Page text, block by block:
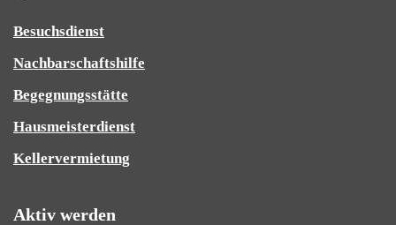
Besuchsdienst
Nachbarschaftshilfe
Begegnungsstätte
Hausmeisterdienst
Kellervermietung
Aktiv werden